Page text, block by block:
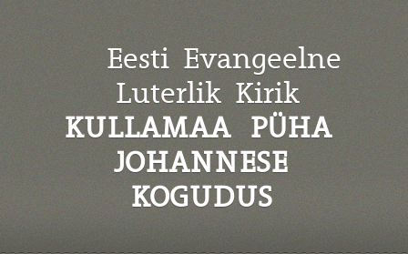
Eesti Evangeelne
Luterlik Kirik
KULLAMAA PÜHA
JOHANNESE
KOGUDUS